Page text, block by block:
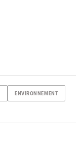
ENVIRONNEMENT